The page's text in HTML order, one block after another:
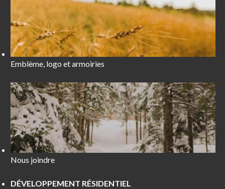
Emblème, logo et armoiries
Nous joindre
DÉVELOPPEMENT RÉSIDENTIEL